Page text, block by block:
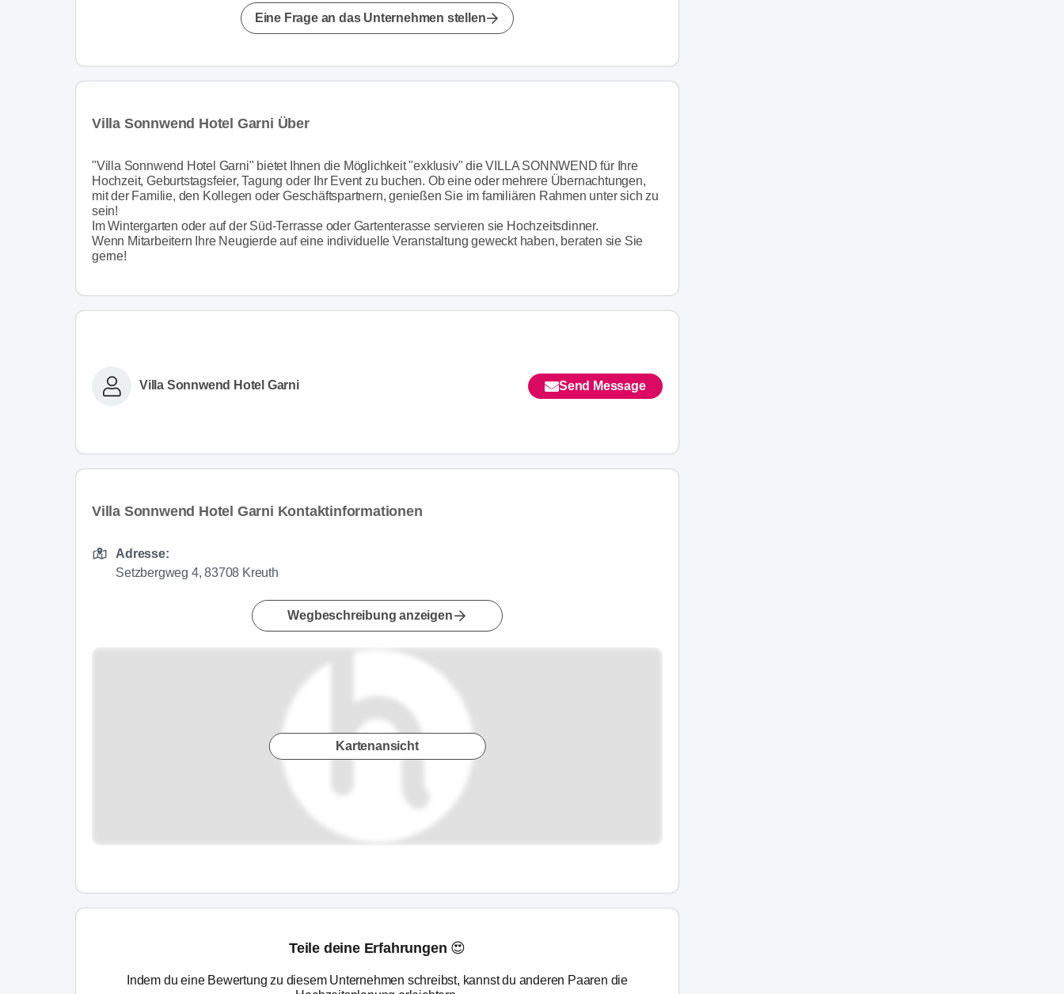
Eine Frage an das Unternehmen stellen
Villa Sonnwend Hotel Garni Über
"Villa Sonnwend Hotel Garni" bietet Ihnen die Möglichkeit "exklusiv" die VILLA SONNWEND für Ihre
Hochzeit, Geburtstagsfeier, Tagung oder Ihr Event zu buchen. Ob eine oder mehrere Übernachtungen,
mit der Familie, den Kollegen oder Geschäftspartnern, genießen Sie im familiären Rahmen unter sich zu
sein!
Im Wintergarten oder auf der Süd-Terrasse oder Gartenterasse servieren sie Hochzeitsdinner.
Wenn Mitarbeitern Ihre Neugierde auf eine individuelle Veranstaltung geweckt haben, beraten sie Sie
gerne!
Villa Sonnwend Hotel Garni Send Message
Villa Sonnwend Hotel Garni Kontaktinformationen
Adresse:
Setzbergweg 4, 83708 Kreuth
Wegbeschreibung anzeigen
Kartenansicht
Teile deine Erfahrungen 😍
Indem du eine Bewertung zu diesem Unternehmen schreibst, kannst du anderen Paaren die